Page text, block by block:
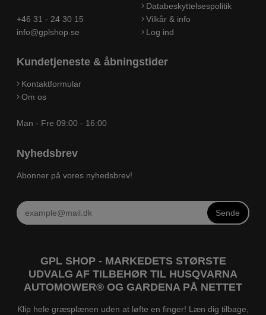
+46 31 - 24 30 15
info@gplshop.se
Databeskyttelsespolitik
Vilkår & info
Log ind
Kundetjeneste & åbningstider
Kontaktformular
Om os
Man - Fre 09:00 - 16:00
Nyhedsbrev
Abonner på vores nyhedsbrev!
Sende
GPL SHOP - MARKEDETS STØRSTE
UDVALG AF TILBEHØR TIL HUSQVARNA
AUTOMOWER® OG GARDENA PÅ NETTET
Klip hele græsplænen uden at løfte en finger! Læn dig tilbage,